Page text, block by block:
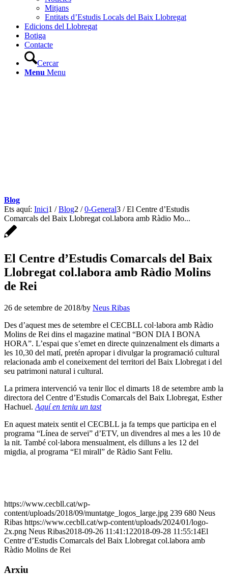
Mitjans
Entitats d’Estudis Locals del Baix Llobregat
Edicions del Llobregat
Botiga
Contacte
Cercar
Menu Menu
Blog
Ets aquí: Inici1 / Blog2 / 0-General3 / El Centre d’Estudis
Comarcals del Baix Llobregat col.labora amb Ràdio Mo...
El Centre d’Estudis Comarcals del Baix
Llobregat col.labora amb Ràdio Molins
de Rei
26 de setembre de 2018/by Neus Ribas
Des d’aquest mes de setembre el CECBLL col·labora amb Ràdio
Molins de Rei dins el magazine matinal “BON DIA I BONA
HORA”. L’espai que s’emet en directe quinzenalment els dimarts a
les 10,30 del matí, pretén apropar i divulgar la programació cultural
relacionada amb el coneixement del territori del Baix Llobregat i del
seu patrimoni natural i cultural.
La primera intervenció va tenir lloc el dimarts 18 de setembre amb la
directora del Centre d’Estudis Comarcals del Baix Llobregat, Esther
Hachuel. Aquí en teniu un tast
En aquest mateix sentit el CECBLL ja fa temps que participa en el
programa “Línea de servei” d’ETV, un divendres al mes a les 10 de
la nit. També col·labora mensualment, els dilluns a les 12 del
migdia, al programa “El mirall” de Ràdio Sant Feliu.
https://www.cecbll.cat/wp-
content/uploads/2018/09/muntatge_logos_large.jpg 239 680 Neus
Ribas https://www.cecbll.cat/wp-content/uploads/2024/01/logo-
2x.png Neus Ribas2018-09-26 11:41:122018-09-28 11:55:14El
Centre d’Estudis Comarcals del Baix Llobregat col.labora amb
Ràdio Molins de Rei
Arxiu